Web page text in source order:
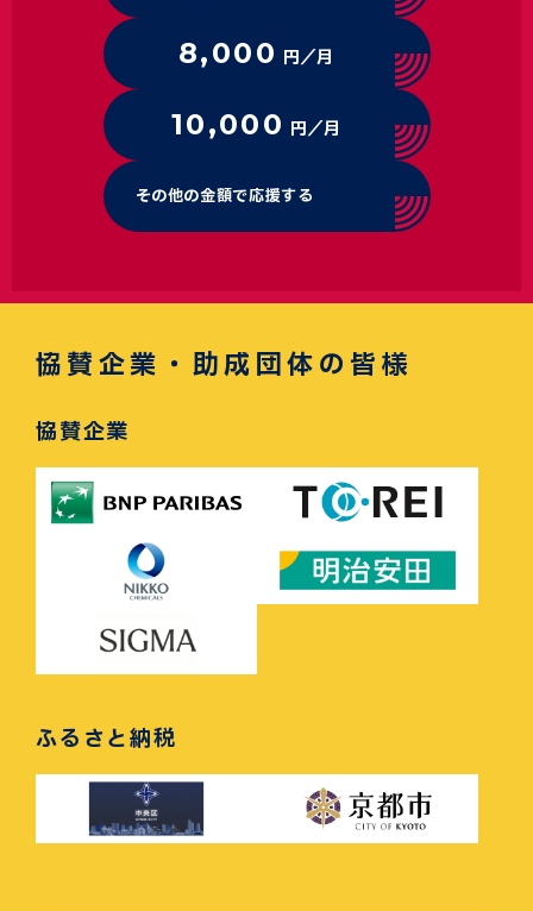
8,000 円／月
10,000 円／月
その他の金額で応援する
協賛企業・助成団体の皆様
協賛企業
ふるさと納税